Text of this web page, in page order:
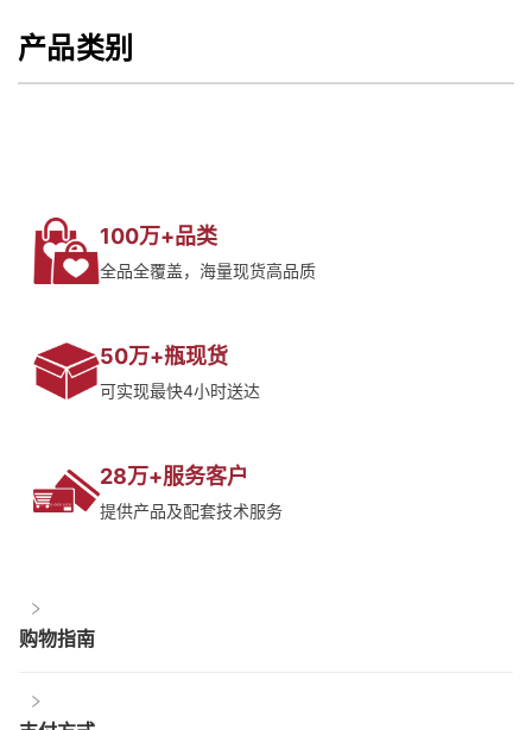
产品类别
100万+品类
全品全覆盖，海量现货高品质
50万+瓶现货
可实现最快4小时送达
28万+服务客户
提供产品及配套技术服务
购物指南